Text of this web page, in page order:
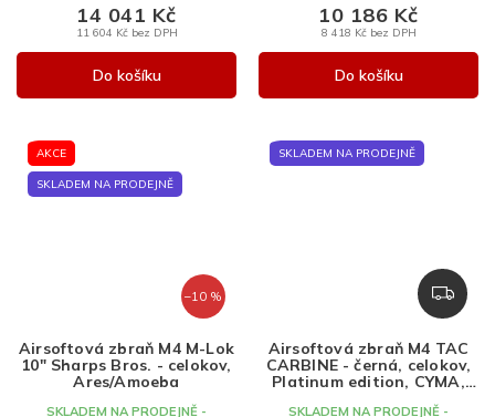
11 604 Kč bez DPH
14 041 Kč
Do košíku
8 418 Kč bez DPH
10 186 Kč
Do košíku
AKCE
SKLADEM NA PRODEJNĚ
–10 %
Airsoftová zbraň M4 M-Lok
10" Sharps Bros. - celokov,
Ares/Amoeba
SKLADEM NA PRODEJNĚ -
SKLADEM NA PRODEJNĚ
Z
D
R
M
Airsoftová zbraň M4 TAC
CARBINE - černá, celokov,
Platinum edition, CYMA,
SKLADEM NA PRODEJNĚ -